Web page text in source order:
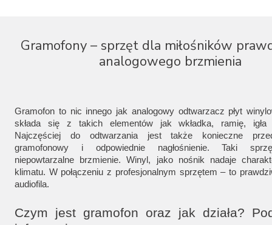
Gramofony – sprzęt dla miłośników
analogowego brzmienia
Gramofon to nic innego jak analogowy odtwarzacz płyt
składa się z takich elementów jak wkładka, ramię, igła
Najczęściej do odtwarzania jest także konieczne
gramofonowy i odpowiednie nagłośnienie. Taki
niepowtarzalne brzmienie. Winyl, jako nośnik nadaje
klimatu. W połączeniu z profesjonalnym sprzętem – to
audiofila.
Czym jest gramofon oraz jak działa?